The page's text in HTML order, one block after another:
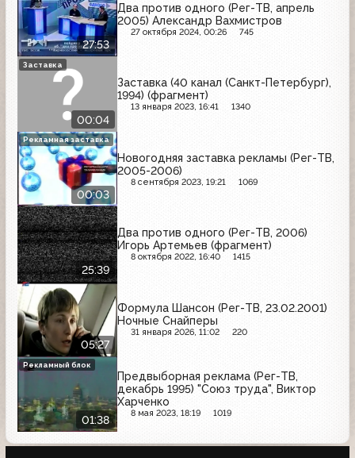
27:53
Два против одного (Рег-ТВ, апрель
2005) Александр Вахмистров
27 октября 2024, 00:26 745
00:04
Заставка (40 канал (Санкт-Петербург),
1994) (фрагмент)
13 января 2023, 16:41 1340
Заставка
00:03
Новогодняя заставка рекламы (Рег-ТВ,
2005-2006)
8 сентября 2023, 19:21 1069
Рекламная заставка
25:39
Два против одного (Рег-ТВ, 2006)
Игорь Артемьев (фрагмент)
8 октября 2022, 16:40 1415
05:27
Формула Шансон (Рег-ТВ, 23.02.2001)
Ночные Снайперы
31 января 2026, 11:02 220
01:38
Предвыборная реклама (Рег-ТВ,
декабрь 1995) "Союз труда", Виктор
Харченко
8 мая 2023, 18:19 1019
Рекламный блок